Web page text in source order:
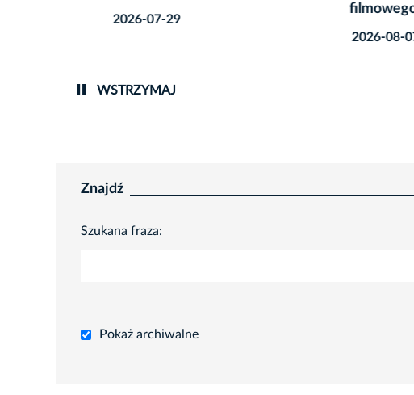
2026-07-29
filmowego
2026-08-07
WSTRZYMAJ
Znajdź
Szukana fraza:
Pokaż archiwalne